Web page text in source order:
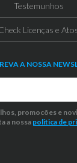
Testemunhos
Licenças e
A NOSSA
promocões e
a nossa politica de